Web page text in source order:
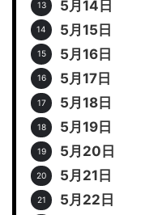
5月14日
5月15日
5月16日
5月17日
5月18日
5月19日
5月20日
5月21日
5月22日